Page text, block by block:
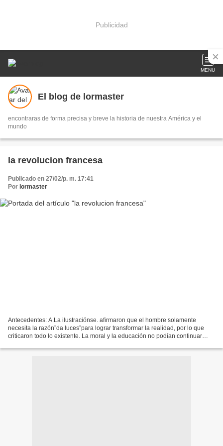
Publicidad
MENU
El blog de lormaster
encontraras de forma precisa y breve la historia de nuestra América y el
mundo
la revolucion francesa
Publicado en 27/02/p. m. 17:41
Por lormaster
Antecedentes: A.La ilustraciónse. afirmaron que el hombre solamente
necesita la razón”da luces”para lograr transformar la realidad, por lo que
criticaron todo lo existente. La moral y la educación no podían continuar